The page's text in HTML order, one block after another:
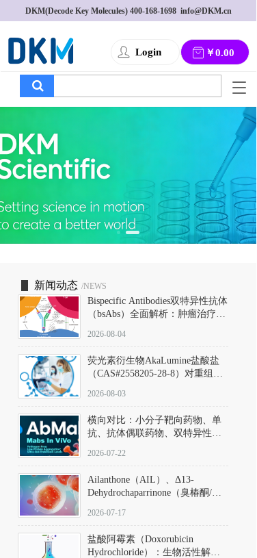
DKM(Decode Key Molecules) 400-168-1698
  info@DKM.cn
Login ￥0.00
T
g
g
l
a
v
i
g
a
新闻动态 /NEWS
Bispecific Antibodies双特异性抗体
（bsAbs）全面解析：肿瘤治疗的
2026-08-04
荧光素衍生物AkaLumine盐酸盐
（CAS#2558205-28-8）对重组萤
数（Km）为2.06 μM；其近红外
发光特性赋予优异的组织穿透能
力，大幅增强成像信噪比，从而
实现活体动物模型中极低给药剂
量下的高灵敏度、非侵入式生物
2026-08-03
横向对比：小分子靶向药物、单
抗、抗体偶联药物、双特异性抗
及应用瓶颈
2026-07-22
Ailanthone（AIL）、Δ13-
Dehydrochaparrinone（臭椿酮/臭
DKM货号 D806885
2026-07-17
盐酸阿霉素（Doxorubicin
Hydrochloride）：生物活性解